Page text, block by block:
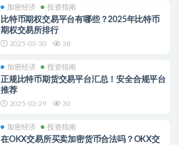
加密经济 投资指南
比特币期权交易平台有哪些？2025年比特币
期权交易所排行
2025-03-30 38
加密经济 投资指南
正规比特币期货交易平台汇总！安全合规平台
推荐
2025-03-29 30
加密经济 投资指南
在OKX交易所买卖加密货币合法吗？OKX交